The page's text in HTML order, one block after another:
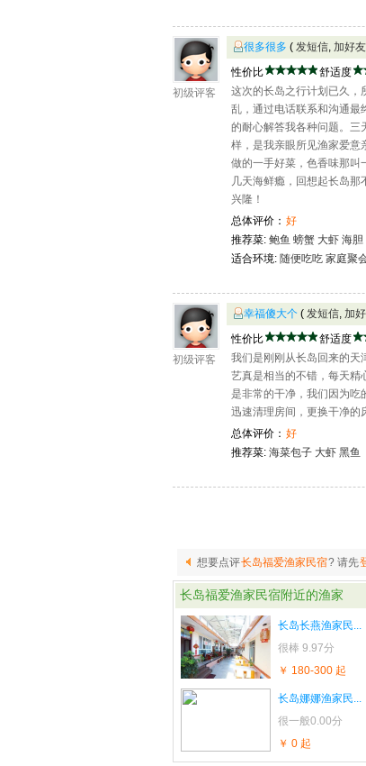
初级评客
很多很多 ( 发短信, 加好友
性价比
舒适度
这次的长岛之行计划已久，
乱，通过电话联系和沟通最
的耐心解答我各种问题。三
样，是我亲眼所见渔家爱意
做的一手好菜，色香味那叫
几天海鲜瘾，回想起长岛
兴隆！
总体评价： 好
推荐菜: 鲍鱼 螃蟹 大虾 海胆
适合环境: 随便吃吃 家庭聚
初级评客
幸福傻大个 ( 发短信, 加
性价比
舒适度
我们是刚刚从长岛回来的天
艺真是相当的不错，每天精
是非常的干净，我们因为吃
迅速清理房间，更换干净的
总体评价： 好
推荐菜: 海菜包子 大虾 黑鱼
想要点评长岛福爱渔家民宿? 请先
长岛福爱渔家民宿附近的渔家
长岛长燕渔家民...
很棒 9.97分
￥ 180-300 起
长岛娜娜渔家民...
很一般0.00分
￥ 0 起